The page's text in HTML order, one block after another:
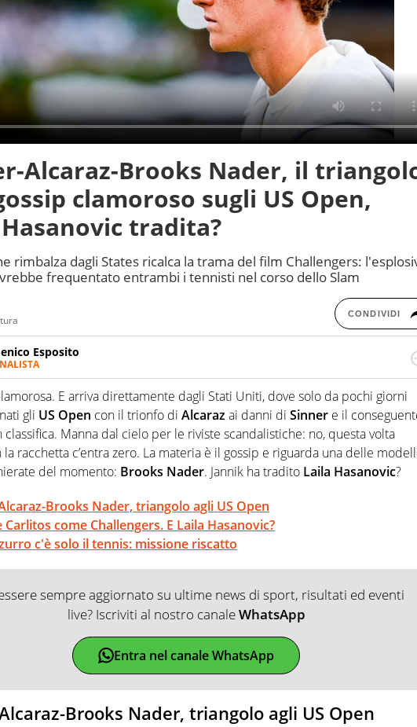
Alcaraz-Brooks Nader, il
clamoroso sugli US Open,
tradita?
rimbalza dagli States ricalca la trama del film Challengers:
frequentato entrambi i tennisti nel corso dello Slam
CONDIVIDI
Esposito
in campo e sul campo per vivere ogni evento in tutte le sue
smisurata per il calcio e per la sfera di cuoio. Il pallone è una cosa
a dirgli di no
E arriva direttamente dagli Stati Uniti, dove solo da pochi giorni
gli US Open con il trionfo di Alcarazai danni di Sinner e il
classifica. Manna dal cielo per le riviste scandalistiche: no, questa volta
la racchetta c’entra zero. La materia è il gossip e riguarda una delle
del momento: Brooks Nader. Jannik ha tradito Laila Hasanovic?
Brooks Nader, triangolo agli US Open
Carlitos come Challengers. E Laila Hasanovic?
c'è solo il tennis: missione riscatto
sempre aggiornato su ultime news di sport, risultati ed eventi
live? Iscriviti al nostro canaleWhatsApp
Entra nel canale WhatsApp
Brooks Nader, triangolo agli US Open